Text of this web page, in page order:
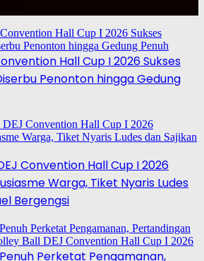
Hall Cup I 2026 Sukses
Penonton hingga Gedung
Convention Hall Cup I 2026
Warga, Tiket Nyaris Ludes
Bergengsi
Perketat Pengamanan,